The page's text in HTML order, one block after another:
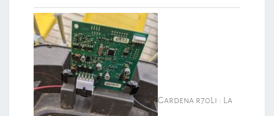
Gardena r70Li : La